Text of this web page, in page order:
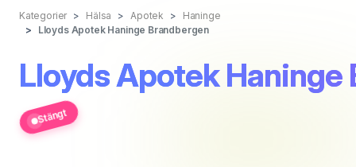
Kategorier Hälsa Apotek
Haninge
Lloyds Apotek Haninge Brandbergen
Lloyds Apotek Haninge
Stängt